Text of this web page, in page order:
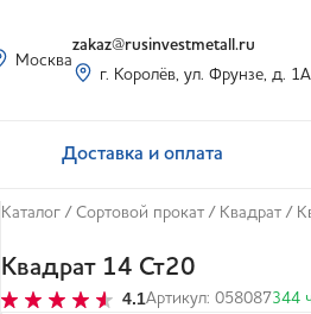
Москва
zakaz@rusinvestmetall.ru
г. Королёв, ул. Фрунзе, д.
Доставка и оплата
Каталог / Сортовой прокат / Квадрат /
Квадрат 14 Ст20
4.1Артикул: 058087344